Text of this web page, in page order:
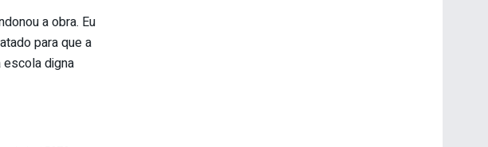
a obra. Eu
para que a
digna